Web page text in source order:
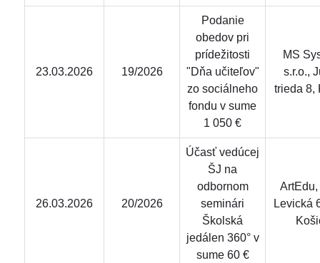
23.03.2026 19/2026
Podanie
obedov pri
prídežitosti
"Dňa učiteľov"
zo sociálneho
fondu v sume
1 050 €
MS
s.r.o.,
trieda 8,
26.03.2026 20/2026
Účasť vedúcej
ŠJ na
odbornom
seminári
Školská
jedálen 360° v
sume 60 €
ArtEdu,
Levická